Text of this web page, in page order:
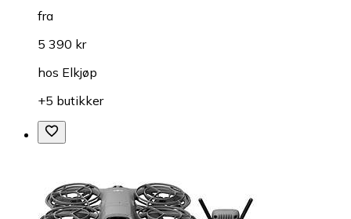
fra
5 390 kr
hos Elkjøp
+5 butikker